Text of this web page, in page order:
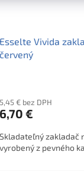
Esselte Vivida
červený
5,45 € bez DPH
6,70 €
Skladateľný zakladač
vyrobený z pevného